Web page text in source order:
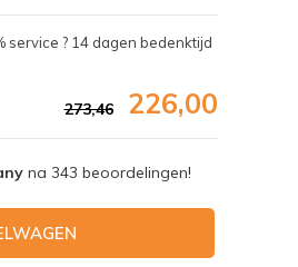
service ? 14 dagen bedenktijd
273,46 226,00
na 343 beoordelingen!